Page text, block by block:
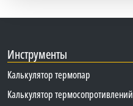
Инструменты
Калькулятор термопар
Калькулятор термосопротивлений